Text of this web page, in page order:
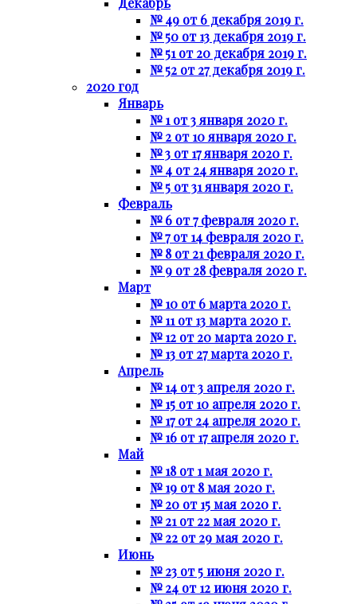
№ 49 от 6 декабря 2019 г.
№ 50 от 13 декабря 2019 г.
№ 51 от 20 декабря 2019 г.
№ 52 от 27 декабря 2019 г.
2020 год
Январь
№ 1 от 3 января 2020 г.
№ 2 от 10 января 2020 г.
№ 3 от 17 января 2020 г.
№ 4 от 24 января 2020 г.
№ 5 от 31 января 2020 г.
Февраль
№ 6 от 7 февраля 2020 г.
№ 7 от 14 февраля 2020 г.
№ 8 от 21 февраля 2020 г.
№ 9 от 28 февраля 2020 г.
Март
№ 10 от 6 марта 2020 г.
№ 11 от 13 марта 2020 г.
№ 12 от 20 марта 2020 г.
№ 13 от 27 марта 2020 г.
Апрель
№ 14 от 3 апреля 2020 г.
№ 15 от 10 апреля 2020 г.
№ 17 от 24 апреля 2020 г.
№ 16 от 17 апреля 2020 г.
Май
№ 18 от 1 мая 2020 г.
№ 19 от 8 мая 2020 г.
№ 20 от 15 мая 2020 г.
№ 21 от 22 мая 2020 г.
№ 22 от 29 мая 2020 г.
Июнь
№ 23 от 5 июня 2020 г.
№ 24 от 12 июня 2020 г.